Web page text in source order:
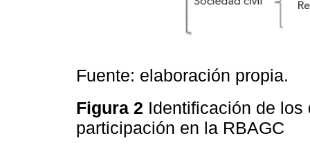
Fuente: elaboración propia.
Figura 2 Identificación de
participación en la RBAGC